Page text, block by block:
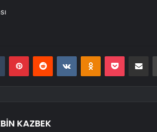
Tumblr PinterestReddit VKontakteOdnoklassniki
Pocket E-
KAZBEK